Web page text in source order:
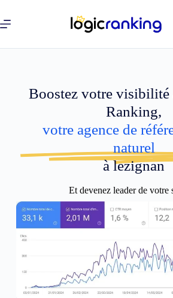
Boostez votre visibilité
Ranking,
votre agence de
naturel
à lezignan
Et devenez leader de votre